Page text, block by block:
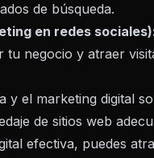
de búsqueda.
en redes
tu negocio y atraer
y el marketing digital
de sitios web
efectiva, puedes